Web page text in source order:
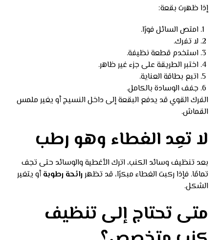
إذا ظهرت بقعة:
امتص السائل فورًا.
لا تفرك.
استخدم قطعة نظيفة.
اختبر الطريقة على جزء غير ظاهر.
اتبع بطاقة العناية.
جفف الوسادة بالكامل.
الفرك القوي قد يدفع البقعة إلى داخل النسيج أو يغير ملمس
القماش.
لا تعِد الغطاء وهو رطب
بعد تنظيف وسائد الكنب، اترك الأغطية والوسائد حتى تجف
تمامًا. فإذا ركبت الغطاء مبكرًا، قد تظهر رائحة رطوبةأو يتغير
الشكل.
متى تحتاج إلى تنظيف